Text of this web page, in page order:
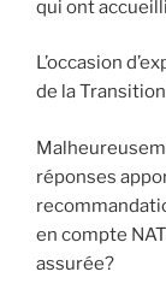
qui ont
L’occasion
de la
réponses
en compte
assurée?